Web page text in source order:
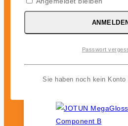
inkl. 19 % MwSt.
ANMELDEN
Passwort
Sie haben noch kein Konto